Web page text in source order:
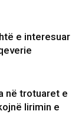
e interesuar
në trotuaret e
lirimin e